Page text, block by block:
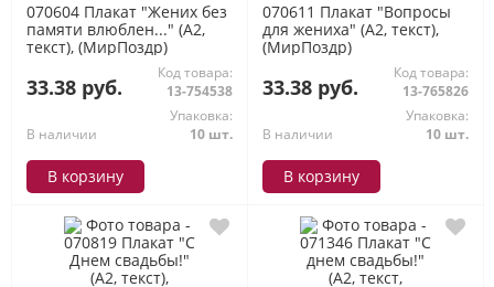
070604 Плакат "Жених без
памяти влюблен..." (А2,
текст), (МирПоздр)
33.38 руб.
Код товара:
13-754538
В наличии
Упаковка:
10 шт.
В корзину
070611 Плакат "Вопросы
для жениха" (А2, текст),
(МирПоздр)
33.38 руб.
Код товара:
13-765826
В наличии
Упаковка:
10 шт.
В корзину